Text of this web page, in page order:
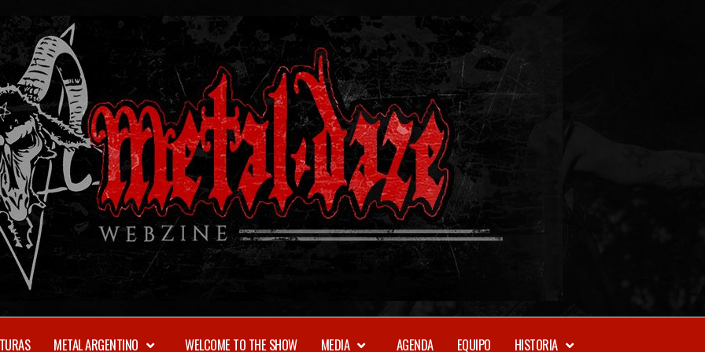
METAL ARGENTINO WELCOME TO THE SHOW MEDIA AGENDA EQUIPO HISTORIA